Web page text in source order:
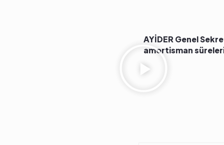
AYİDER Genel
amortisman